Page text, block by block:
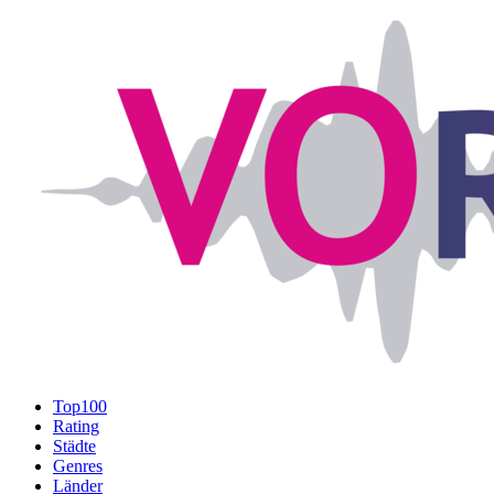
Top100
Rating
Städte
Genres
Länder